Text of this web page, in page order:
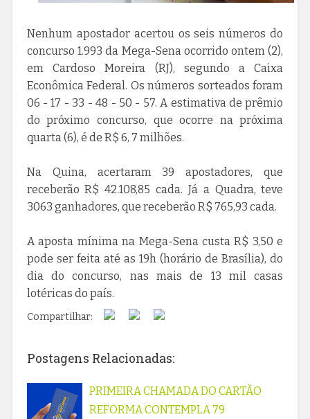
Nenhum apostador acertou os seis números do
concurso 1.993 da Mega-Sena ocorrido ontem (2),
em Cardoso Moreira (RJ), segundo a Caixa
Econômica Federal. Os números sorteados foram
06 - 17 - 33 - 48 - 50 - 57. A estimativa de prêmio
do próximo concurso, que ocorre na próxima
quarta (6), é de R$ 6, 7 milhões.
Na Quina, acertaram 39 apostadores, que
receberão R$ 42.108,85 cada. Já a Quadra, teve
3063 ganhadores, que receberão R$ 765,93 cada.
A aposta mínima na Mega-Sena custa R$ 3,50 e
pode ser feita até as 19h (horário de Brasília), do
dia do concurso, nas mais de 13 mil casas
lotéricas do país.
Compartilhar:
Postagens Relacionadas:
PRIMEIRA CHAMADA DO CARTÃO
REFORMA CONTEMPLA 79